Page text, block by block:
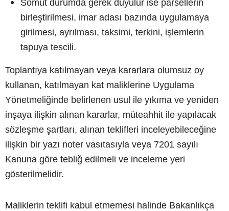
Somut durumda gerek duyulur ise parsellerin
birleştirilmesi, imar adası bazında uygulamaya
girilmesi, ayrılması, taksimi, terkini, işlemlerin
tapuya tescili.
Toplantıya katılmayan veya kararlara olumsuz oy
kullanan, katılmayan kat maliklerine Uygulama
Yönetmeliğinde belirlenen usul ile yıkıma ve yeniden
inşaya ilişkin alınan kararlar, müteahhit ile yapılacak
sözleşme şartları, alınan teklifleri inceleyebileceğine
ilişkin bir yazı noter vasıtasıyla veya 7201 sayılı
Kanuna göre tebliğ edilmeli ve inceleme yeri
gösterilmelidir.
Maliklerin teklifi kabul etmemesi halinde Bakanlıkça